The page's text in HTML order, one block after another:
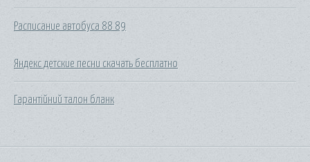
Расписание автобуса 88 89
Яндекс детские песни скачать бесплатно
Гарантійний талон бланк